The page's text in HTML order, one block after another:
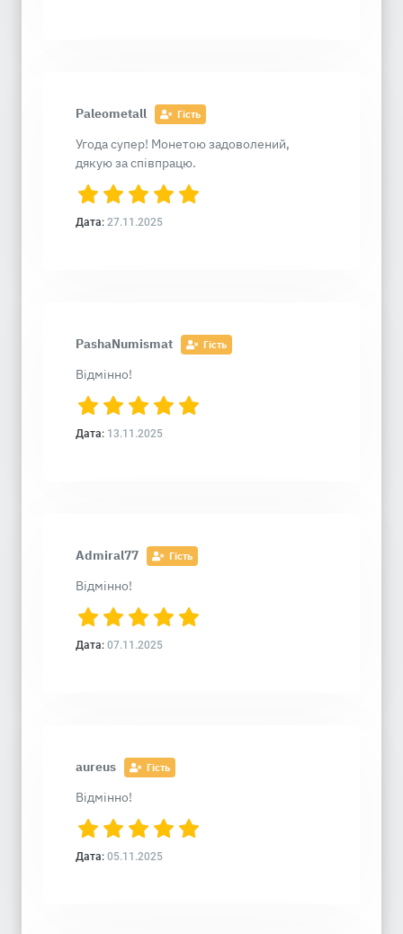
Paleometall Гість
Угода супер! Монетою задоволений,
дякую за співпрацю.
Дата: 27.11.2025
PashaNumismat Гість
Відмінно!
Дата: 13.11.2025
Admiral77 Гість
Відмінно!
Дата: 07.11.2025
aureus Гість
Відмінно!
Дата: 05.11.2025